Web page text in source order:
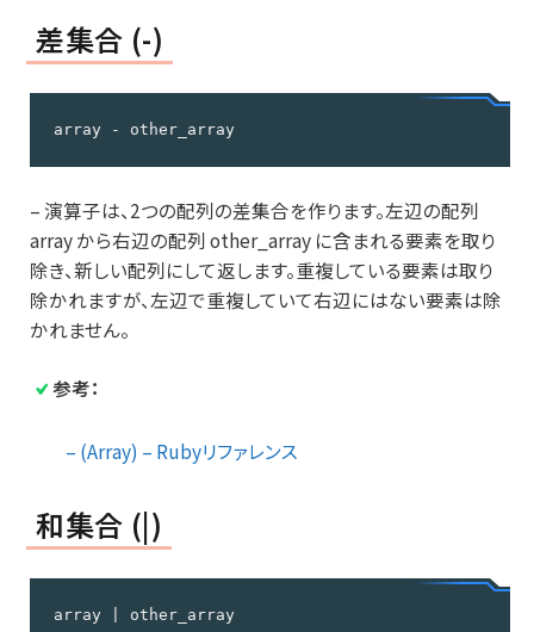
差集合 (-)
array - other_array
– 演算子は、2つの配列の差集合を作ります。左辺の配列
array から右辺の配列 other_array に含まれる要素を取り
除き、新しい配列にして返します。重複している要素は取り
除かれますが、左辺で重複していて右辺にはない要素は除
かれません。
参考：
– (Array) – Rubyリファレンス
和集合 (|)
array | other_array